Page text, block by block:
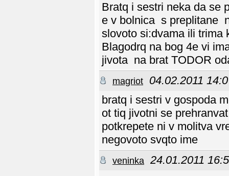
Bratq i sestri neka da se
e v bolnica s preplitane
slovoto si:dvama ili
Blagodrq na bog 4e vi
jivota na brat TODOR
magriot
04.02.2011
bratq i sestri v gospoda
ot tiq jivotni se
potkrepete ni v molitva
negovoto svqto ime
veninka 24.01.2011